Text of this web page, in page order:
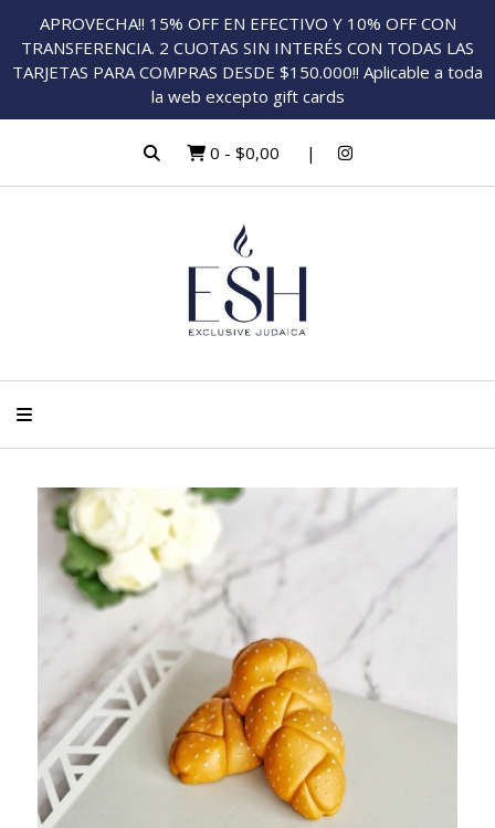
APROVECHA!! 15% OFF EN EFECTIVO Y 10% OFF CON
TRANSFERENCIA. 2 CUOTAS SIN INTERÉS CON TODAS LAS
TARJETAS PARA COMPRAS DESDE $150.000!! Aplicable a toda
la web excepto gift cards
0 - $0,00